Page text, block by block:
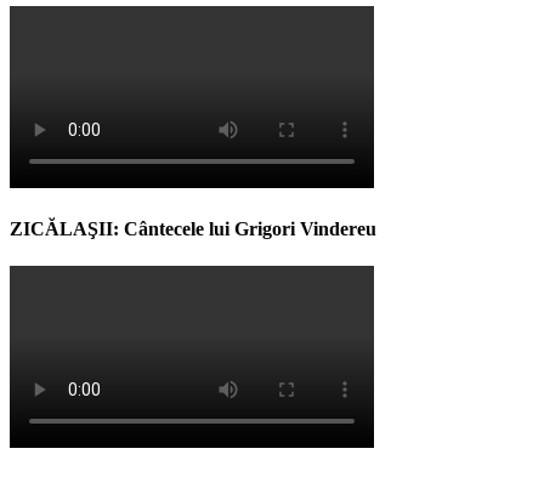
ZICĂLAŞII: Cântecele lui Grigori Vindereu